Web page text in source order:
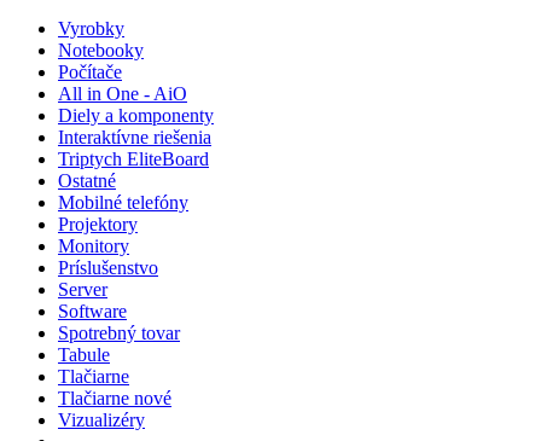
Vyrobky
Notebooky
Počítače
All in One - AiO
Diely a komponenty
Interaktívne riešenia
Triptych EliteBoard
Ostatné
Mobilné telefóny
Projektory
Monitory
Príslušenstvo
Server
Software
Spotrebný tovar
Tabule
Tlačiarne
Tlačiarne nové
Vizualizéry